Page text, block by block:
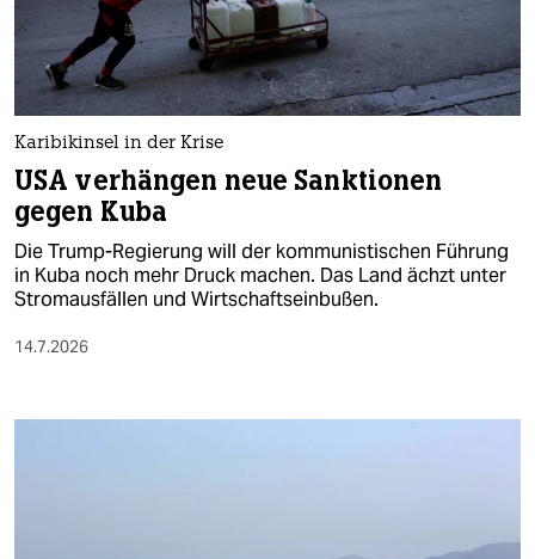
nord
wahrheit
verlag
verlag
veranstaltungen
shop
fragen & hilfe
Karibikinsel in der Krise
USA verhängen neue Sanktionen
gegen Kuba
Die Trump-Regierung will der kommunistischen Führung
in Kuba noch mehr Druck machen. Das Land ächzt unter
Stromausfällen und Wirtschaftseinbußen.
14.7.2026